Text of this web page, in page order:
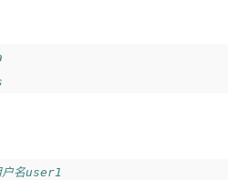
名user1